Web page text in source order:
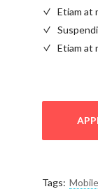
Etiam at
Etiam at
Tags: Mobile